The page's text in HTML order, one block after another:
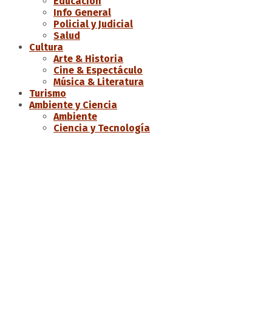
Info General
Policial y Judicial
Salud
Cultura
Arte & Historia
Cine & Espectáculo
Música & Literatura
Turismo
Ambiente y Ciencia
Ambiente
Ciencia y Tecnología